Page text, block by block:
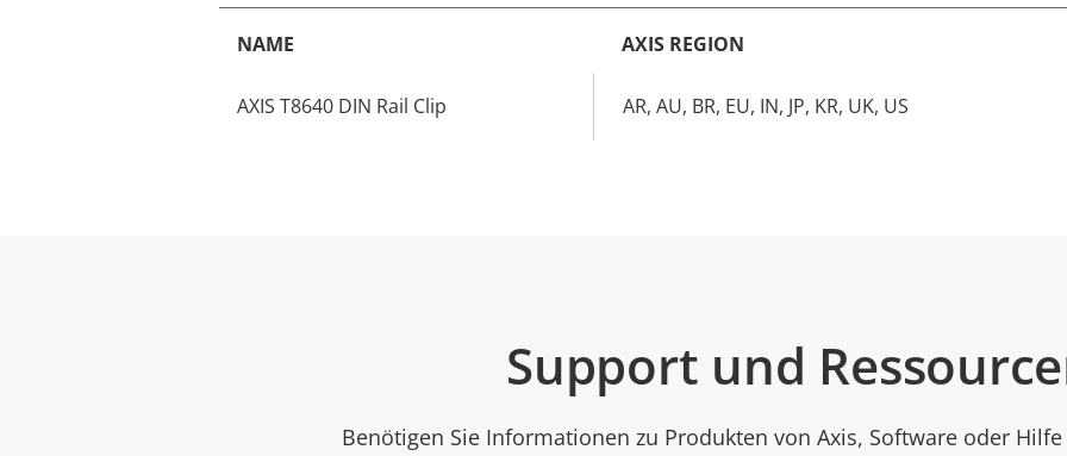
NAME AXIS REGION
AXIS T8640 DIN Rail Clip AR, AU, BR, EU, IN, JP, KR, UK, US
Support und
Benötigen Sie Informationen zu Produkten von Axis, Software oder